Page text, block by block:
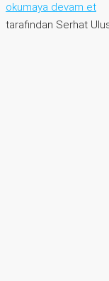
okumaya devam et
tarafından Serhat